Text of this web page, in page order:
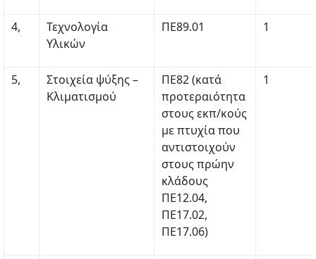
4,
Τεχνολογία
Υλικών
ΠΕ89.01 1
5,
Στοιχεία ψύξης –
Κλιματισμού
ΠΕ82 (κατά
προτεραιότητα
στους εκπ/κούς
με πτυχία που
αντιστοιχούν
στους πρώην
κλάδους
ΠΕ12.04,
ΠΕ17.02,
ΠΕ17.06)
1